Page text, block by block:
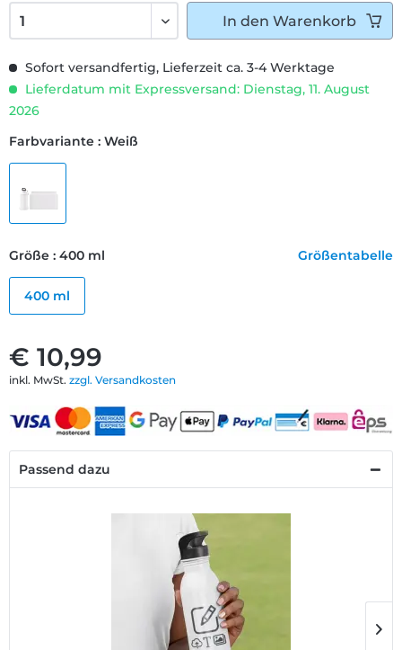
€ 10,99
inkl. MwSt. zzgl. Versandkosten
Sofort versandfertig, Lieferzeit ca. 3-4 Werktage
Lieferdatum mit Expressversand: Dienstag, 11. August
2026
Farbvariante : Weiß
Größe : 400 ml Größentabelle
400 ml
In den Warenkorb
Passend dazu